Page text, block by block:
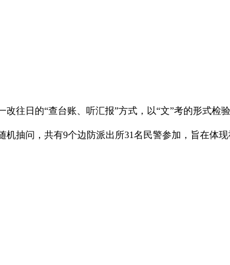
日的“查台账、听汇报”方式，以“文”考的形式检验
问，共有9个边防派出所31名民警参加，旨在体现